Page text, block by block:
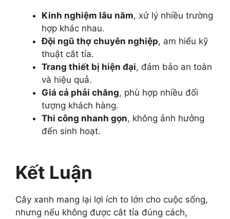
Kinh nghiệm lâu năm, xử lý nhiều trường
hợp khác nhau.
Đội ngũ thợ chuyên nghiệp, am hiểu kỹ
thuật cắt tỉa.
Trang thiết bị hiện đại, đảm bảo an toàn
và hiệu quả.
Giá cả phải chăng, phù hợp nhiều đối
tượng khách hàng.
Thi công nhanh gọn, không ảnh hưởng
đến sinh hoạt.
Kết Luận
Cây xanh mang lại lợi ích to lớn cho cuộc sống,
nhưng nếu không được cắt tỉa đúng cách,